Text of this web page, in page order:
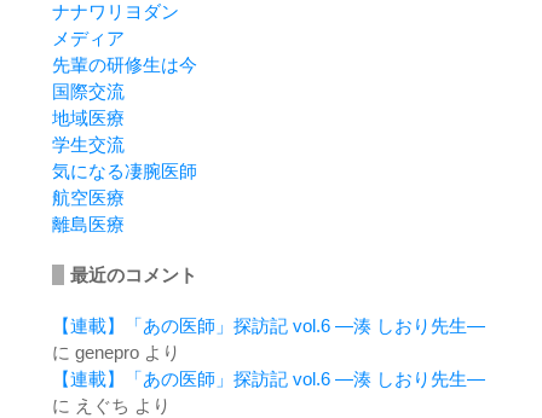
ナナワリヨダン
メディア
先輩の研修生は今
国際交流
地域医療
学生交流
気になる凄腕医師
航空医療
離島医療
最近のコメント
【連載】「あの医師」探訪記 vol.6 ―湊 しおり先生―
に geneproより
【連載】「あの医師」探訪記 vol.6 ―湊 しおり先生―
に えぐち より